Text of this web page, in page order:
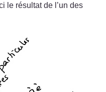
le résultat de l’un des